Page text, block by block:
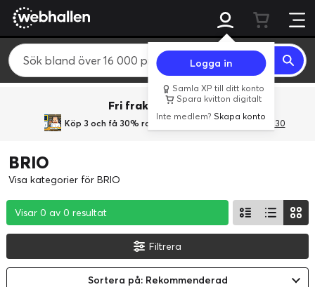
Logga in
Samla XP till ditt konto
Spara kvitton digitalt
Inte medlem?Skapa konto
Fri frakt över 800 kr.
Köp 3 och få 30% rabatt med rabattkoden 3Gives30
BRIO
Visa kategorier för BRIO
Visar 0 av 0 resultat
Visar 0 av 0 resultat
Visar 0 av 0 resultat
Filtrera
Sortera på: Rekommenderad